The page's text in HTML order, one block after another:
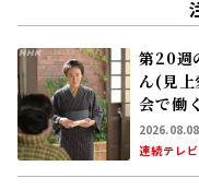
第20週
ん(見
会で働
想とし
2026.08.08
連続テレ